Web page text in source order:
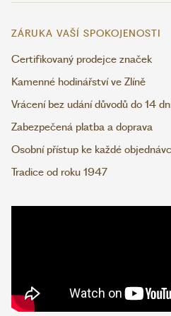
ZÁRUKA VAŠÍ SPOKOJENOSTI
Certifikovaný prodejce značek
Kamenné hodinářství ve Zlíně
Vrácení bez udání důvodů do 14
Zabezpečená platba a doprava
Osobní přístup ke každé
Tradice od roku 1947